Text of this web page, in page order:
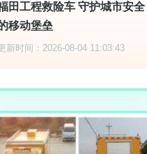
田工程救险车 守护城市安全
移动堡垒
新时间：2026-08-04 11:03:43